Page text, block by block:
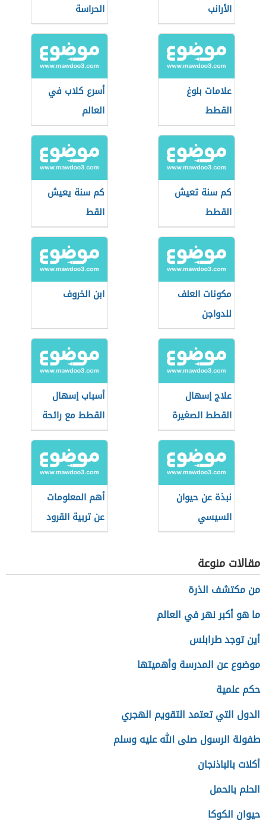
الأرانب
الحراسة
علامات بلوغ
القطط
أسرع كلاب في
العالم
كم سنة تعيش
القطط
كم سنة يعيش
القط
مكونات العلف
للدواجن
ابن الخروف
علاج إسهال
القطط الصغيرة
بالنشا
أسباب إسهال
القطط مع رائحة
كريهة
نبذة عن حيوان
السيسي
أهم المعلومات
عن تربية القرود
المنزلية
مقالات منوعة
من مكتشف الذرة
ما هو أكبر نهر في العالم
أين توجد طرابلس
موضوع عن المدرسة وأهميتها
حكم علمية
الدول التي تعتمد التقويم الهجري
طفولة الرسول صلى الله عليه وسلم
أكلات بالباذنجان
الحلم بالحمل
حيوان الكوكا